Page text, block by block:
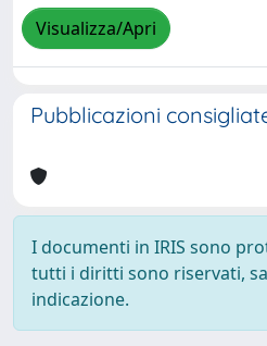
Visualizza/Apri
Pubblicazioni
I documenti in IRIS sono
tutti i diritti sono riservati,
indicazione.